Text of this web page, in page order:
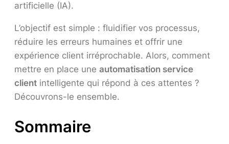
artificielle (IA).
L’objectif est simple : fluidifier vos processus,
réduire les erreurs humaines et offrir une
expérience client irréprochable. Alors, comment
mettre en place une automatisation service
client intelligente qui répond à ces attentes ?
Découvrons-le ensemble.
Sommaire